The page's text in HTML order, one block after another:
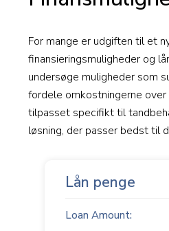
For mange er udgiften til et
finansieringsmuligheder og
undersøge muligheder som
fordele omkostningerne
tilpasset specifikt til
løsning, der passer bedst til
Lån penge
Loan Amount: